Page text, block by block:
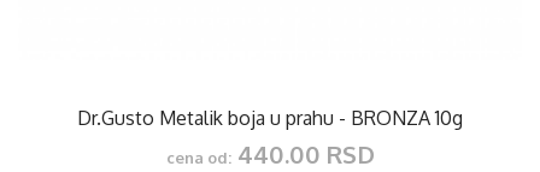
Dr.Gusto Metalik boja u prahu - BRONZA 10g
cena od:440.00 RSD